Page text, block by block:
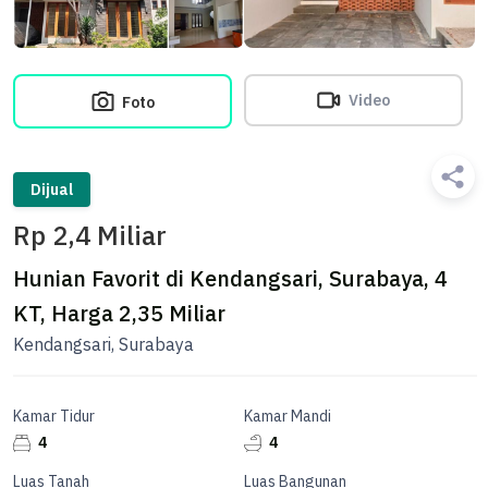
Foto Video
Dijual
Rp 2,4 Miliar
Hunian Favorit di Kendangsari, Surabaya, 4
KT, Harga 2,35 Miliar
Kendangsari, Surabaya
Kamar Tidur
4
Kamar Mandi
4
Luas Tanah
Luas Bangunan